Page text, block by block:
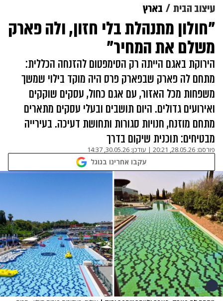
עיצוב הבית בארץ
"חולון מתנהלת בלי חזון, ולה פארק
משלם את המחיר"
הירוקת באגם הייתה רק הסימפטום להזנחה הכללית:
מתחם לה פארק שבפארק פרס היה מוקד בילוי שמשך
משפחות מכל האזור, עם אגם כחול, עסקים שוקקים
ואירועים גדולים. היום תושבים ובעלי עסקים מתארים
מתחם מוזנח, חנויות סגורות ותחושת דעיכה. בעירייה
מבטיחים: תוכנית שיקום בדרך
פורסם: 28.05.26, 20:21
| עודכן: 30.05.26, 14:37
עקבו אחרינו בגוגל